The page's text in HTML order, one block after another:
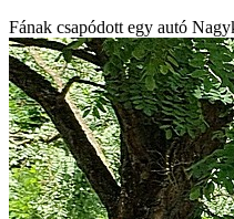
Fának csapódott egy autó